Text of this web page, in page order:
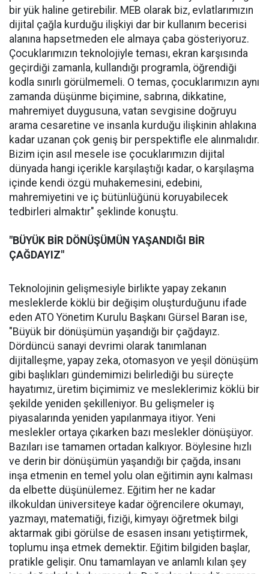
bir yük haline getirebilir. MEB olarak biz, evlatlarımızın
dijital çağla kurduğu ilişkiyi dar bir kullanım becerisi
alanına hapsetmeden ele almaya çaba gösteriyoruz.
Çocuklarımızın teknolojiyle teması, ekran karşısında
geçirdiği zamanla, kullandığı programla, öğrendiği
kodla sınırlı görülmemeli. O temas, çocuklarımızın aynı
zamanda düşünme biçimine, sabrına, dikkatine,
mahremiyet duygusuna, vatan sevgisine doğruyu
arama cesaretine ve insanla kurduğu ilişkinin ahlakına
kadar uzanan çok geniş bir perspektifle ele alınmalıdır.
Bizim için asıl mesele ise çocuklarımızın dijital
dünyada hangi içerikle karşılaştığı kadar, o karşılaşma
içinde kendi özgü muhakemesini, edebini,
mahremiyetini ve iç bütünlüğünü koruyabilecek
tedbirleri almaktır" şeklinde konuştu.
"BÜYÜK BİR DÖNÜŞÜMÜN YAŞANDIĞI BİR
ÇAĞDAYIZ"
Teknolojinin gelişmesiyle birlikte yapay zekanın
mesleklerde köklü bir değişim oluşturduğunu ifade
eden ATO Yönetim Kurulu Başkanı Gürsel Baran ise,
"Büyük bir dönüşümün yaşandığı bir çağdayız.
Dördüncü sanayi devrimi olarak tanımlanan
dijitalleşme, yapay zeka, otomasyon ve yeşil dönüşüm
gibi başlıkları gündemimizi belirlediği bu süreçte
hayatımız, üretim biçimimiz ve mesleklerimiz köklü bir
şekilde yeniden şekilleniyor. Bu gelişmeler iş
piyasalarında yeniden yapılanmaya itiyor. Yeni
meslekler ortaya çıkarken bazı meslekler dönüşüyor.
Bazıları ise tamamen ortadan kalkıyor. Böylesine hızlı
ve derin bir dönüşümün yaşandığı bir çağda, insanı
inşa etmenin en temel yolu olan eğitimin aynı kalması
da elbette düşünülemez. Eğitim her ne kadar
ilkokuldan üniversiteye kadar öğrencilere okumayı,
yazmayı, matematiği, fiziği, kimyayı öğretmek bilgi
aktarmak gibi görülse de esasen insanı yetiştirmek,
toplumu inşa etmek demektir. Eğitim bilgiden başlar,
pratikle gelişir. Onu tamamlayan ve anlamlı kılan şey